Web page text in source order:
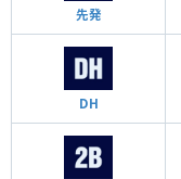
先発
DH